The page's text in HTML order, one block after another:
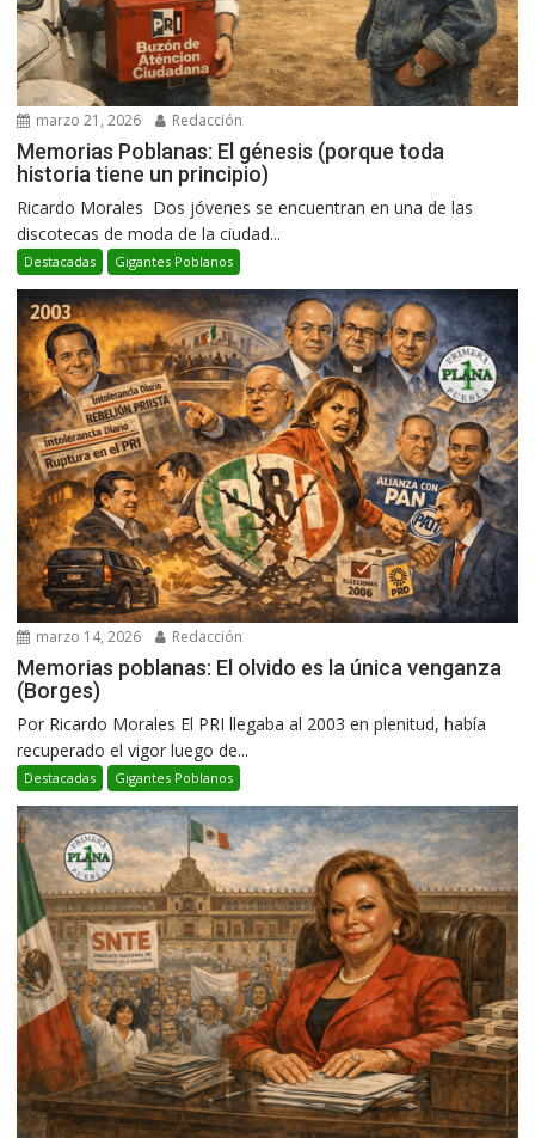
marzo 21, 2026 Redacción
Memorias Poblanas: El génesis (porque toda
historia tiene un principio)
Ricardo Morales Dos jóvenes se encuentran en una de las
discotecas de moda de la ciudad...
Destacadas Gigantes Poblanos
marzo 14, 2026 Redacción
Memorias poblanas: El olvido es la única venganza
(Borges)
Por Ricardo Morales El PRI llegaba al 2003 en plenitud, había
recuperado el vigor luego de...
Destacadas Gigantes Poblanos